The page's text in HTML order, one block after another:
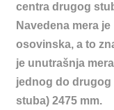
centra drugog
Navedena mera je
osovinska, a to
je unutrašnja
jednog do drugog
stuba) 2475 mm.